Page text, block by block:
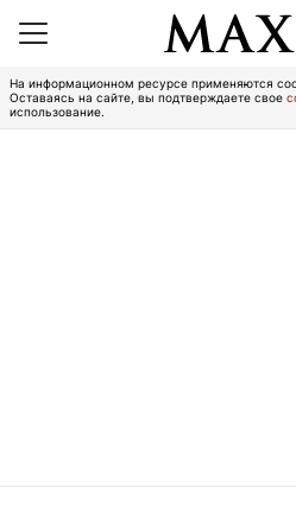
На информационном ресурсе применяются
Оставаясь на сайте, вы подтверждаете свое
использование.